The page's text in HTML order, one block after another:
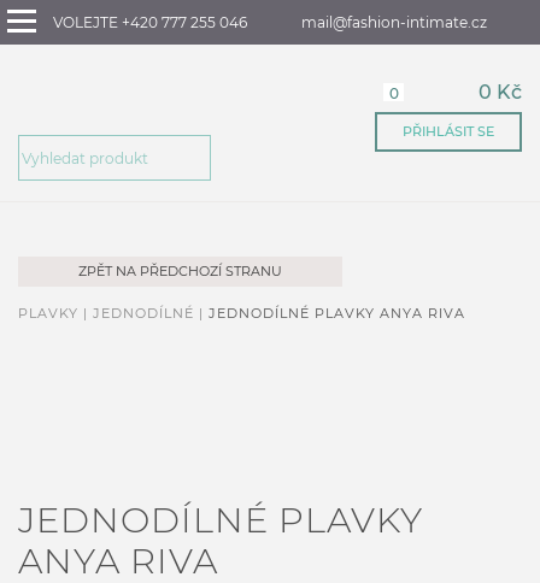
VOLEJTE +420 777 255 046 mail@fashion-intimate.cz
0 0 Kč
PŘIHLÁSIT SE
ZPĚT NA PŘEDCHOZÍ STRANU
PLAVKY | JEDNODÍLNÉ | JEDNODÍLNÉ PLAVKY ANYA RIVA
JEDNODÍLNÉ PLAVKY
ANYA RIVA